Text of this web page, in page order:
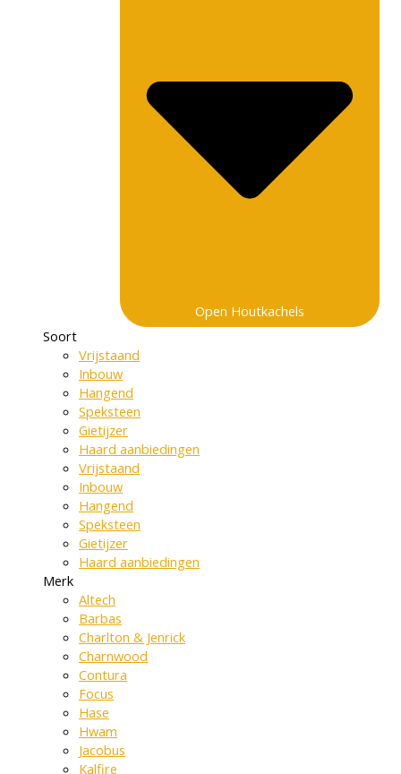
Open Houtkachels
Soort
Vrijstaand
Inbouw
Hangend
Speksteen
Gietijzer
Haard aanbiedingen
Vrijstaand
Inbouw
Hangend
Speksteen
Gietijzer
Haard aanbiedingen
Merk
Altech
Barbas
Charlton & Jenrick
Charnwood
Contura
Focus
Hase
Hwam
Jacobus
Kalfire